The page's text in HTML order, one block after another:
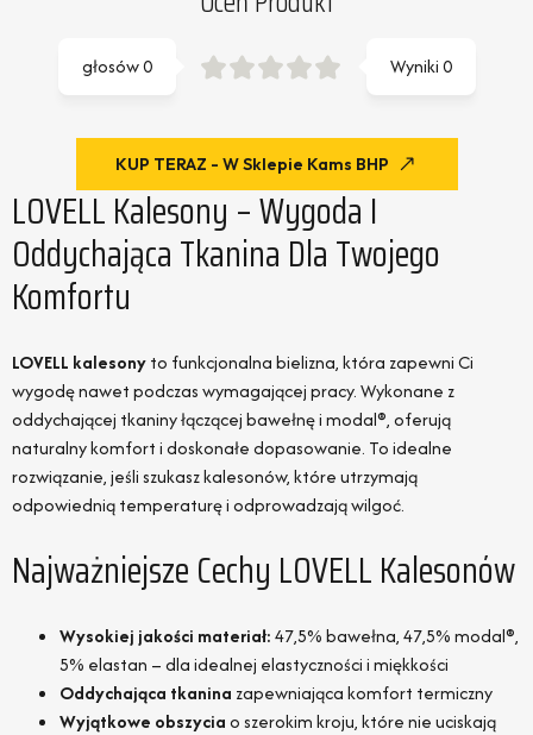
Wyniki0
głosów0
KUP TERAZ - W Sklepie Kams BHP
LOVELL Kalesony – Wygoda I
Oddychająca Tkanina Dla Twojego
Komfortu
LOVELL kalesonyto funkcjonalna bielizna, która zapewni Ci
wygodę nawet podczas wymagającej pracy. Wykonane z
oddychającej tkaniny łączącej bawełnę i modal®, oferują
naturalny komfort i doskonałe dopasowanie. To idealne
rozwiązanie, jeśli szukasz kalesonów, które utrzymają
odpowiednią temperaturę i odprowadzają wilgoć.
Najważniejsze Cechy LOVELL Kalesonów
Wysokiej jakości materiał:47,5% bawełna, 47,5% modal®,
5% elastan – dla idealnej elastyczności i miękkości
Oddychająca tkanina zapewniająca komfort termiczny
Wyjątkowe obszyciao szerokim kroju, które nie uciskają